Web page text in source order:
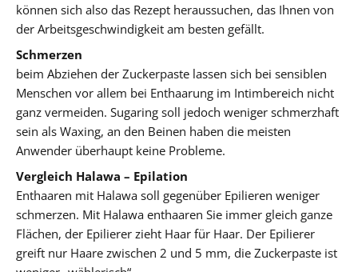
können sich also das Rezept heraussuchen, das Ihnen von
der Arbeitsgeschwindigkeit am besten gefällt.
Schmerzen
beim Abziehen der Zuckerpaste lassen sich bei sensiblen
Menschen vor allem bei Enthaarung im Intimbereich nicht
ganz vermeiden. Sugaring soll jedoch weniger schmerzhaft
sein als Waxing, an den Beinen haben die meisten
Anwender überhaupt keine Probleme.
Vergleich Halawa – Epilation
Enthaaren mit Halawa soll gegenüber Epilieren weniger
schmerzen. Mit Halawa enthaaren Sie immer gleich ganze
Flächen, der Epilierer zieht Haar für Haar. Der Epilierer
greift nur Haare zwischen 2 und 5 mm, die Zuckerpaste ist